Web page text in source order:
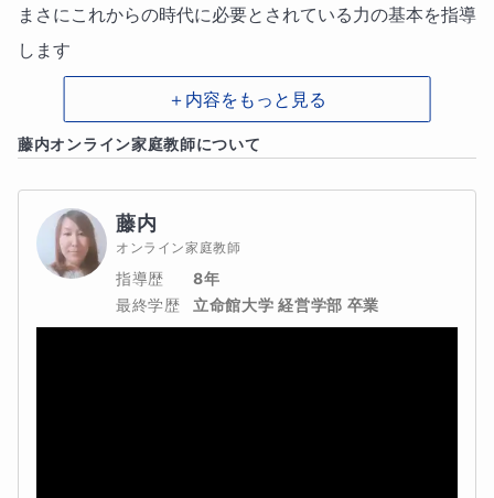
まさにこれからの時代に必要とされている力の基本を指導
します
感想文を書くだけのコースではなく
文章を構成していく力の基礎を学べるコースになっていま
夏期限定ではありませんのでどのタイミングでもお問い合
わせください
＋内容をもっと見る
藤内オンライン家庭教師について
藤内
オンライン家庭教師
指導歴
8年
最終学歴
立命館大学 経営学部 卒業